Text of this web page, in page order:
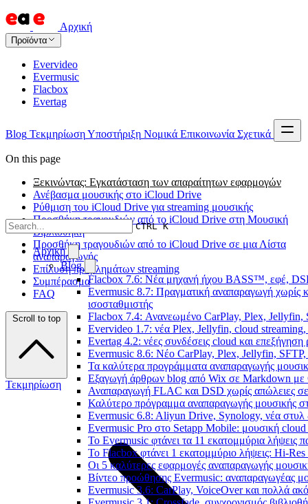
Αρχική
Προϊόντα
Evervideo
Evermusic
Flacbox
Evertag
Blog ΤεκμηρίωσηΥποστήριξη Νομικά Επικοινωνία Σχετικά
CTRL K
Αρχική
Blog
Flacbox 7.6: Νέα μηχανή ήχου BASS™, εφέ, DSP
Evermusic 8.7: Πραγματική αναπαραγωγή χωρίς
ισοσταθμιστής
Flacbox 7.4: Ανανεωμένο CarPlay, Plex, Jellyfin,
Evervideo 1.7: νέα Plex, Jellyfin, cloud streaming,
Evertag 4.2: νέες συνδέσεις cloud και
Evermusic 8.6: Νέο CarPlay, Plex, Jellyfin, SFTP,
Τα καλύτερα προγράμματα αναπαραγωγής
Εξαγωγή άρθρων blog από Wix σε Markdown
Αναπαραγωγή FLAC και DSD χωρίς απώλειες
Καλύτερο πρόγραμμα αναπαραγωγής μουσικής
Evermusic 6.8: Aliyun Drive, Synology, νέα στυλ
Evermusic Pro στο Setapp Mobile: μουσική cloud
Το Evermusic φτάνει τα 11 εκατομμύρια λήψεις
Το Flacbox φτάνει 1 εκατομμύριο λήψεις: Hi-Res
Οι 5 καλύτερες εφαρμογές αναπαραγωγής
Βίντεο προώθησης Evermusic: αναπαραγωγέας
Evermusic 3.6: CarPlay, VoiceOver και πολλά
On this page
Ξεκινώντας: Εγκατάσταση των απαραίτητων εφαρμογών
Ανέβασμα μουσικής στο iCloud Drive
Ρύθμιση του iCloud Drive για streaming μουσικής
Προσθήκη τραγουδιών από το iCloud Drive στη Μουσική
Βιβλιοθήκη
Προσθήκη τραγουδιών από το iCloud Drive σε μια Λίστα
αναπαραγωγής
Επίλυση προβλημάτων streaming
Συμπέρασμα
FAQ
Scroll to top
Τεκμηρίωση